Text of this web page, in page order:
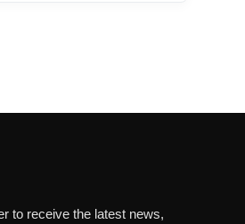
to receive the latest news,